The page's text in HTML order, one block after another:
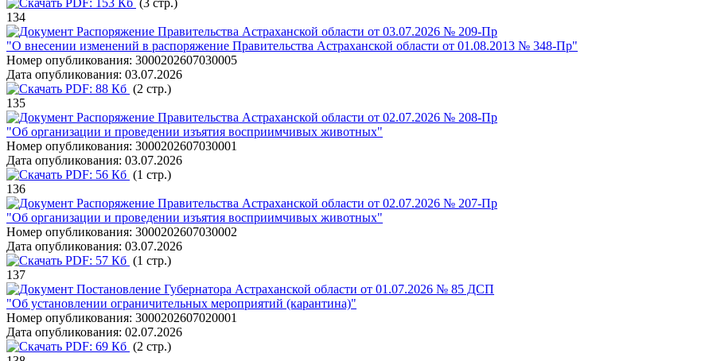
PDF: 153 Кб (3 стр.)
134
Распоряжение Правительства Астраханской области от 03.07.2026 № 209-Пр
"О внесении изменений в распоряжение Правительства Астраханской области от 01.08.2013 № 348-Пр"
Номер опубликования: 3000202607030005
Дата опубликования: 03.07.2026
PDF: 88 Кб (2 стр.)
135
Распоряжение Правительства Астраханской области от 02.07.2026 № 208-Пр
"Об организации и проведении изъятия восприимчивых животных"
Номер опубликования: 3000202607030001
Дата опубликования: 03.07.2026
PDF: 56 Кб (1 стр.)
136
Распоряжение Правительства Астраханской области от 02.07.2026 № 207-Пр
"Об организации и проведении изъятия восприимчивых животных"
Номер опубликования: 3000202607030002
Дата опубликования: 03.07.2026
PDF: 57 Кб (1 стр.)
137
Постановление Губернатора Астраханской области от 01.07.2026 № 85 ДСП
"Об установлении ограничительных мероприятий (карантина)"
Номер опубликования: 3000202607020001
Дата опубликования: 02.07.2026
PDF: 69 Кб (2 стр.)